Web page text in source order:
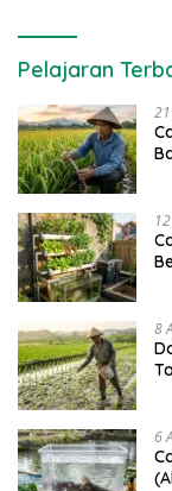
Pelajaran
8
6